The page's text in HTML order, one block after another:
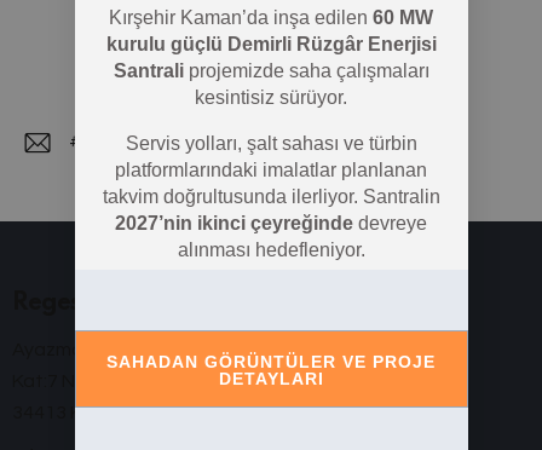
#
Ayazma Cad. Papirus Plaza
Kat:7 No:37 İç Kapı No:127
34413 Kağıthane, İstanbul
Kırşehir Kaman’da inşa edilen 60 MW
kurulu güçlü Demirli Rüzgâr Enerjisi
Santraliprojemizde saha çalışmaları
kesintisiz sürüyor.
Servis yolları, şalt sahası ve türbin
platformlarındaki imalatlar planlanan
takvim doğrultusunda ilerliyor. Santralin
2027’nin ikinci çeyreğinde devreye
alınması hedefleniyor.
SAHADAN GÖRÜNTÜLER VE PROJE
DETAYLARI